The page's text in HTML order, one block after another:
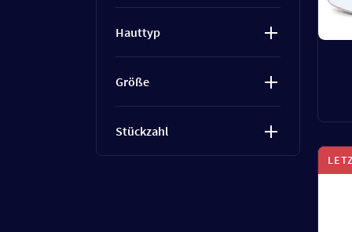
Hauttyp
Größe
Stückzahl